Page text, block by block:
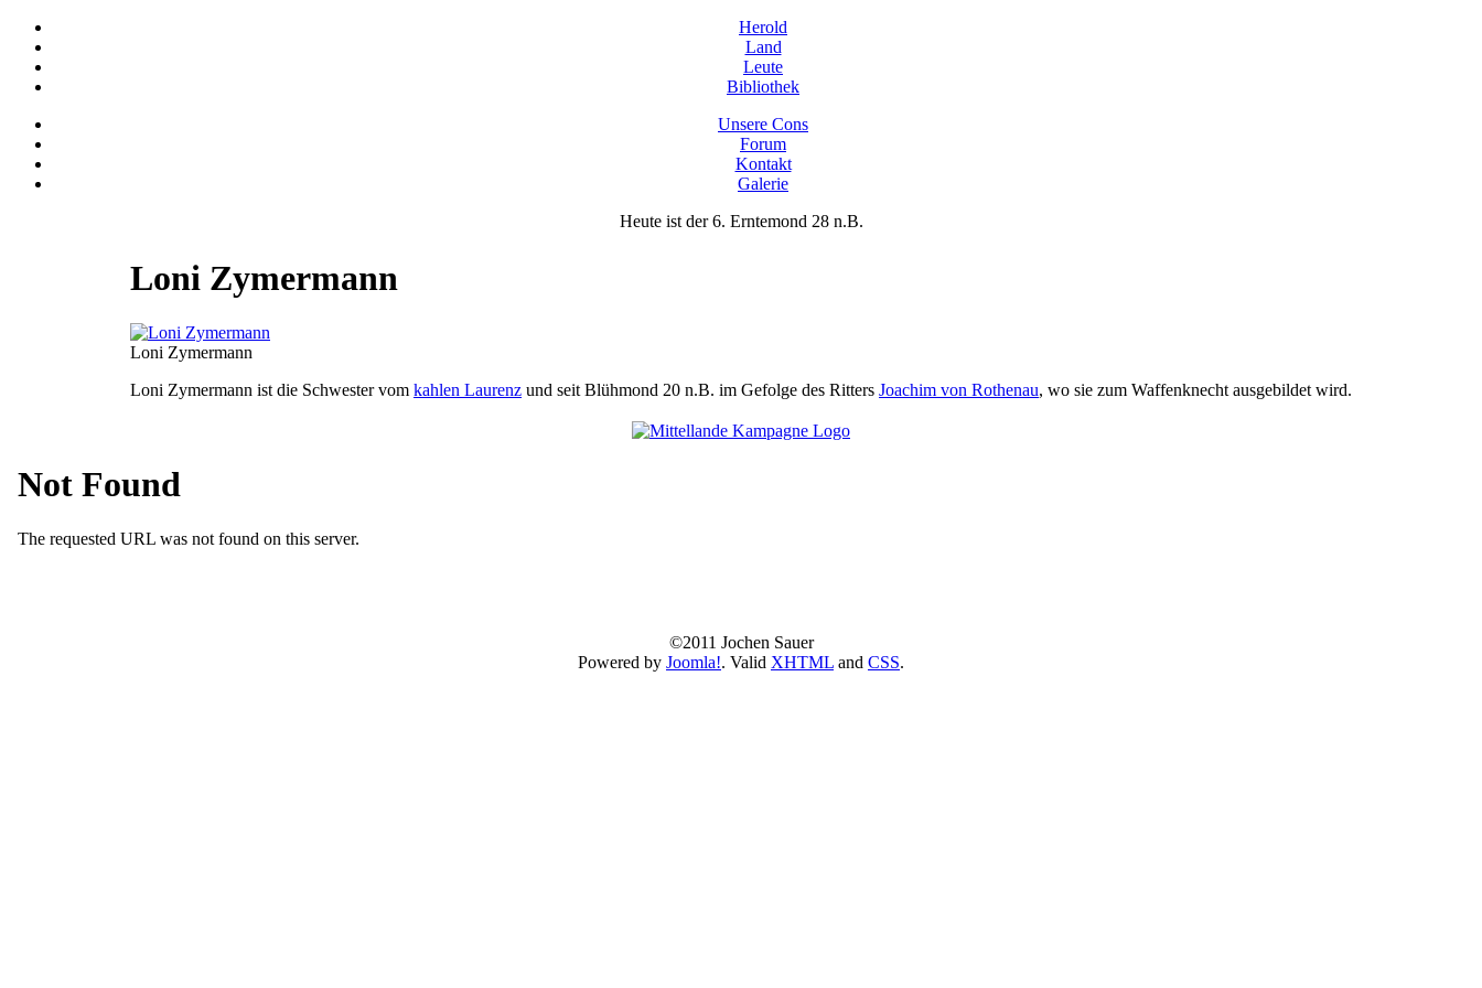
Herold
Land
Leute
Bibliothek
Unsere Cons
Forum
Kontakt
Galerie
Heute ist der 6. Erntemond 28 n.B.
Loni Zymermann
Loni Zymermann
Loni Zymermann ist die Schwester vom kahlen Laurenz und seit Blühmond 20 n.B. im Gefolge des Ritters Joachim von Rothenau, wo sie zum Waffenknecht ausgebildet wird.
©2011 Jochen Sauer
Powered by Joomla!. Valid XHTML and CSS.